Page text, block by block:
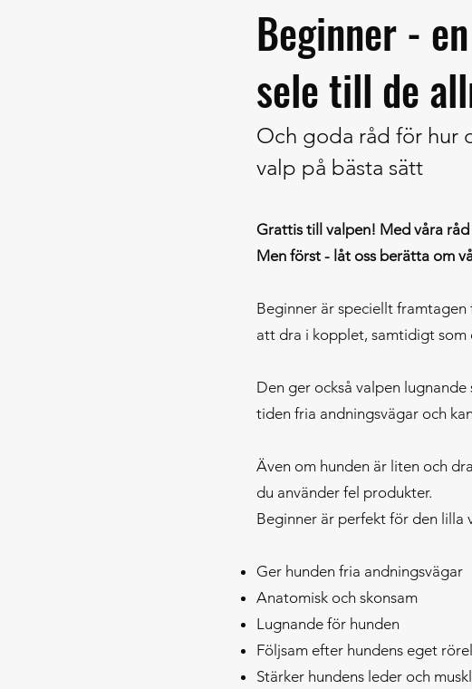
Beginner -
sele till de
Och goda råd för hur
valp på bästa sätt
Grattis till valpen! Med våra
Men först - låt oss berätta om
Beginner är speciellt
att dra i kopplet, samtidigt som
Den ger också valpen
tiden fria andningsvägar och
Även om hunden är liten och
du använder fel produkter.
Beginner är perfekt för den lilla
Ger hunden fria andningsvägar
Anatomisk och skonsam
Lugnande för hunden
Följsam efter hundens eget
Stärker hundens leder och